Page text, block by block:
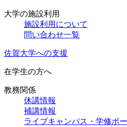
大学の施設利用
施設利用について
問い合わせ一覧
佐賀大学への支援
在学生の方へ
教務関係
休講情報
補講情報
ライブキャンパス・学修ポ